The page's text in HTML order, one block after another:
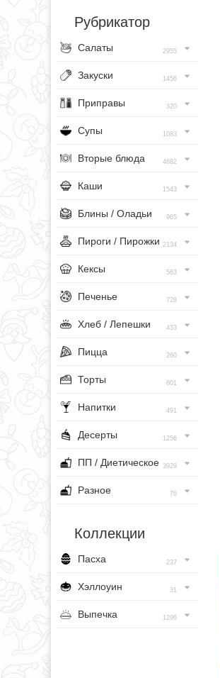
Рубрикатор
Салаты 2955
Закуски 1456
Приправы 320
Супы 1083
Вторые блюда 4682
Каши 1543
Блины / Оладьи 965
Пироги / Пирожки 2134
Кексы 563
Печенье 728
Хлеб / Лепешки 433
Пицца 260
Торты 801
Напитки 491
Десерты 1256
ПП / Диетическое 3929
Разное 76
Коллекции
Пасха 237
Хэллоуин 31
Выпечка 1296